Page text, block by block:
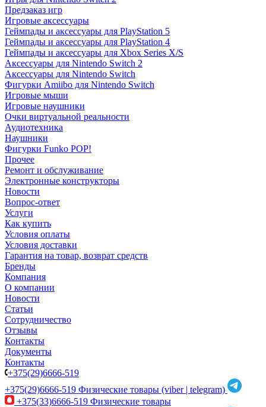
Предзаказ игр
Игровые аксессуары
Геймпады и аксессуары для PlayStation 5
Геймпады и аксессуары для PlayStation 4
Геймпады и аксессуары для Xbox Series X/S
Аксессуары для Nintendo Switch 2
Аксессуары для Nintendo Switch
Фигурки Amiibo для Nintendo Switch
Игровые мыши
Игровые наушники
Очки виртуальной реальности
Аудиотехника
Наушники
Фигурки Funko POP!
Прочее
Ремонт и обслуживание
Электронные конструкторы
Новости
Вопрос-ответ
Услуги
Как купить
Условия оплаты
Условия доставки
Гарантия на товар, возврат средств
Бренды
Компания
О компании
Новости
Статьи
Сотрудничество
Отзывы
Контакты
Документы
Контакты
+375(29)6666-519
+375(29)6666-519 Физические товары (viber | telegram)
+375(33)6666-519 Физические товары